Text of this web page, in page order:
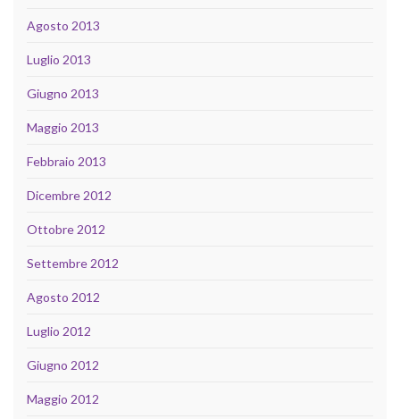
Agosto 2013
Luglio 2013
Giugno 2013
Maggio 2013
Febbraio 2013
Dicembre 2012
Ottobre 2012
Settembre 2012
Agosto 2012
Luglio 2012
Giugno 2012
Maggio 2012